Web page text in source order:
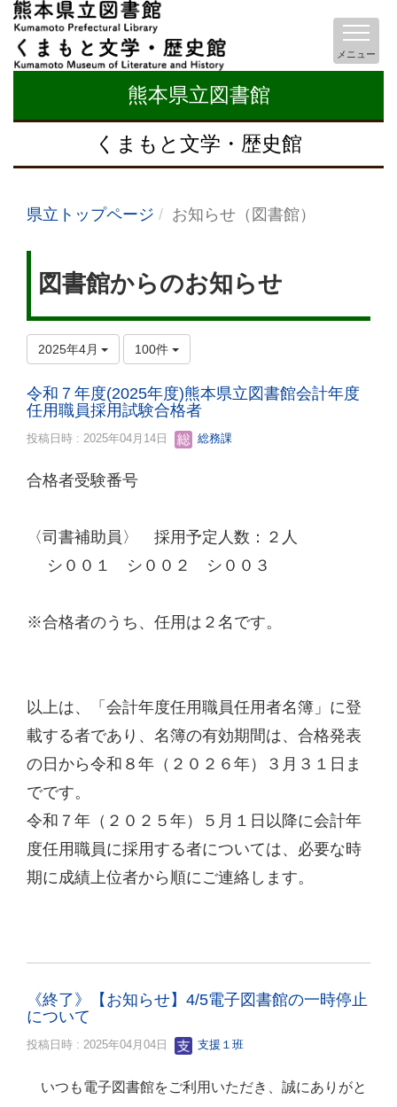
熊本県立図書館
くまもと文学・歴史館
メニュー
県立トップページ お知らせ（図書館）
図書館からのお知らせ
2025年4月 100件
令和７年度(2025年度)熊本県立図書館会計年度
任用職員採用試験合格者
投稿日時 : 2025年04月14日 総務課
合格者受験番号
〈司書補助員〉 採用予定人数：２人
シ００１ シ００２ シ００３
※合格者のうち、任用は２名です。
以上は、「会計年度任用職員任用者名簿」に登
載する者であり、名簿の有効期間は、合格発表
の日から令和８年（２０２６年）３月３１日ま
でです。
令和７年（２０２５年）５月１日以降に会計年
度任用職員に採用する者については、必要な時
期に成績上位者から順にご連絡します。
《終了》【お知らせ】4/5電子図書館の一時停止
について
投稿日時 : 2025年04月04日 支援１班
いつも電子図書館をご利用いただき、誠にありがと